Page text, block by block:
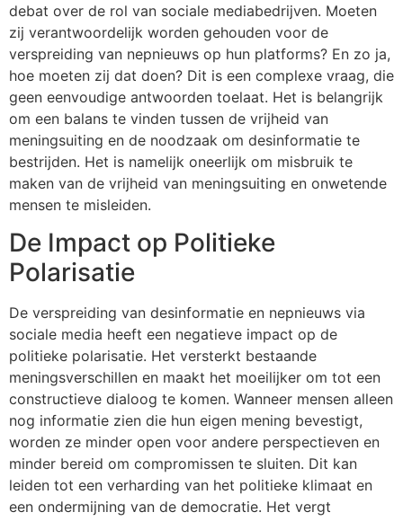
debat over de rol van sociale mediabedrijven. Moeten
zij verantwoordelijk worden gehouden voor de
verspreiding van nepnieuws op hun platforms? En zo ja,
hoe moeten zij dat doen? Dit is een complexe vraag, die
geen eenvoudige antwoorden toelaat. Het is belangrijk
om een balans te vinden tussen de vrijheid van
meningsuiting en de noodzaak om desinformatie te
bestrijden. Het is namelijk oneerlijk om misbruik te
maken van de vrijheid van meningsuiting en onwetende
mensen te misleiden.
De Impact op Politieke
Polarisatie
De verspreiding van desinformatie en nepnieuws via
sociale media heeft een negatieve impact op de
politieke polarisatie. Het versterkt bestaande
meningsverschillen en maakt het moeilijker om tot een
constructieve dialoog te komen. Wanneer mensen alleen
nog informatie zien die hun eigen mening bevestigt,
worden ze minder open voor andere perspectieven en
minder bereid om compromissen te sluiten. Dit kan
leiden tot een verharding van het politieke klimaat en
een ondermijning van de democratie. Het vergt